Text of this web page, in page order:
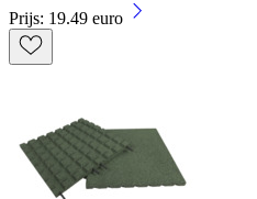
Prijs: 19.49 euro